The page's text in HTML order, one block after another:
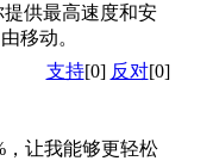
供最高速度和安
移动。
支持[0] 反对[0]
，让我能够更轻松